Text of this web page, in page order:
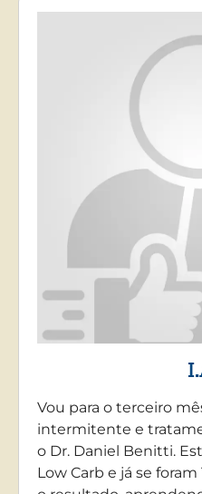
Vou para o terceiro
intermitente e
o Dr. Daniel Benitti.
Low Carb e já se